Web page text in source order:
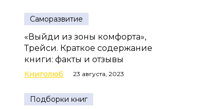
Саморазвитие
«Выйди из зоны комфорта»,
Трейси. Краткое содержание
книги: факты и отзывы
Книголюб 23 августа, 2023
Подборки книг